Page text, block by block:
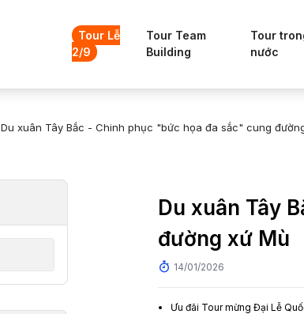
Tour Lễ
2/9
Tour Team
Building
Tour
nước
Du xuân Tây Bắc - Chinh phục "bức họa đa sắc" cung
Du xuân Tây
đường xứ Mù
14/01/2026
Ưu đãi Tour mừng Đại Lễ